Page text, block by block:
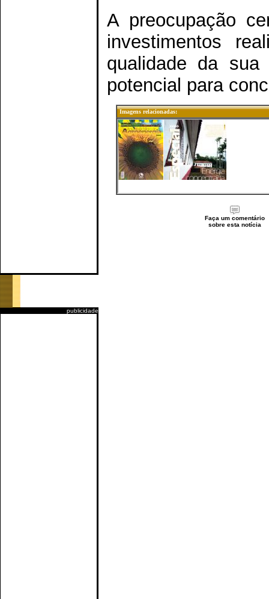
publicidade
A preocupação
investimentos
qualidade da
potencial para
Imagens relacionadas:
Faça um comentário
sobre esta notícia